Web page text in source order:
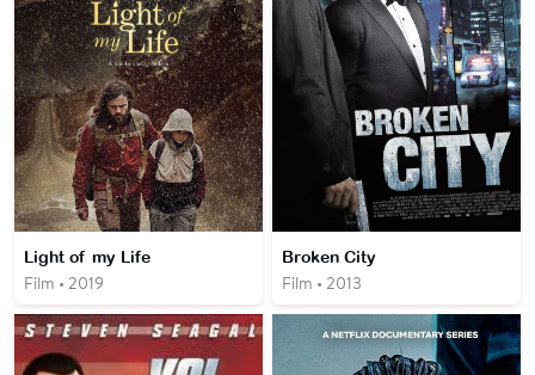
Light of my Life
Film • 2019
Broken City
Film • 2013